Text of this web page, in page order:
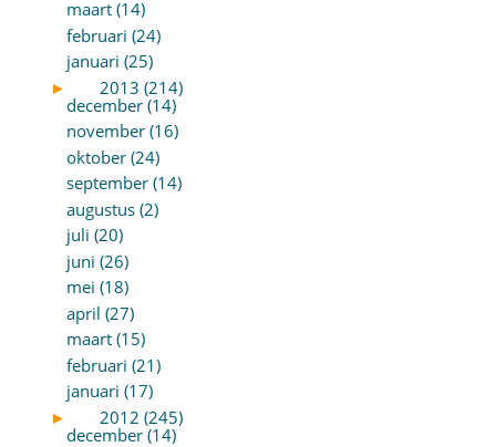
maart (14)
februari (24)
januari (25)
►
2013 (214)
december (14)
november (16)
oktober (24)
september (14)
augustus (2)
juli (20)
juni (26)
mei (18)
april (27)
maart (15)
februari (21)
januari (17)
►
2012 (245)
december (14)